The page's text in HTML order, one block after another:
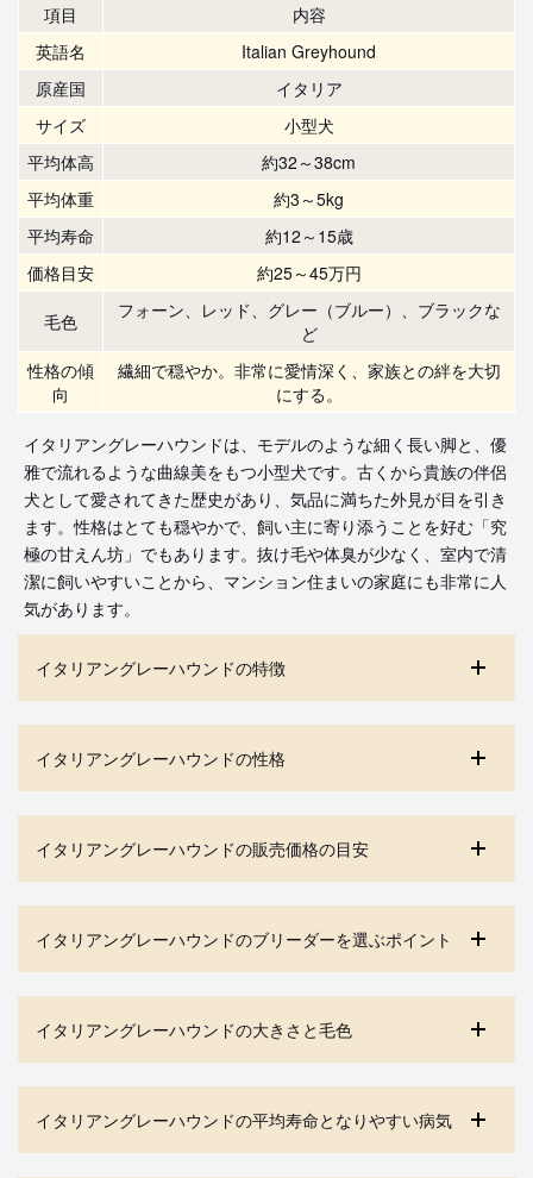
項目
内容
英語名
Italian Greyhound
原産国
イタリア
サイズ
小型犬
平均体高
約32～38cm
平均体重
約3～5kg
平均寿命
約12～15歳
価格目安
約25～45万円
毛色
フォーン、レッド、グレー（ブルー）、ブラックな
ど
性格の傾
向
繊細で穏やか。非常に愛情深く、家族との絆を大切
にする。
イタリアングレーハウンドは、モデルのような細く長い脚と、優
雅で流れるような曲線美をもつ小型犬です。古くから貴族の伴侶
犬として愛されてきた歴史があり、気品に満ちた外見が目を引き
ます。性格はとても穏やかで、飼い主に寄り添うことを好む「究
極の甘えん坊」でもあります。抜け毛や体臭が少なく、室内で清
潔に飼いやすいことから、マンション住まいの家庭にも非常に人
気があります。
イタリアングレーハウンドの特徴
イタリアングレーハウンドの性格
イタリアングレーハウンドの販売価格の目安
イタリアングレーハウンドのブリーダーを選ぶポイント
イタリアングレーハウンドの大きさと毛色
イタリアングレーハウンドの平均寿命となりやすい病気